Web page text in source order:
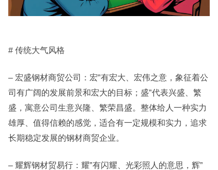
# 传统大气风格
– 宏盛钢材商贸公司：宏”有宏大、宏伟之意，象征着公
司有广阔的发展前景和宏大的目标；盛”代表兴盛、繁
盛，寓意公司生意兴隆、繁荣昌盛。整体给人一种实力
雄厚、值得信赖的感觉，适合有一定规模和实力，追求
长期稳定发展的钢材商贸企业。
– 耀辉钢材贸易行：耀”有闪耀、光彩照人的意思，辉”